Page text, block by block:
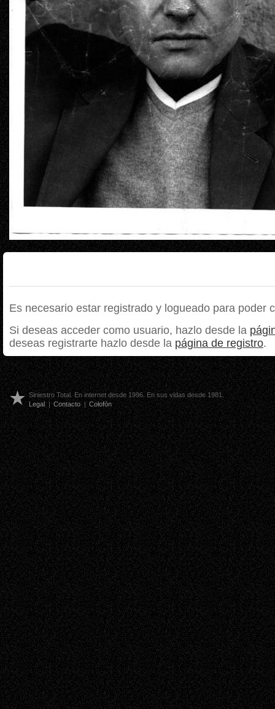
Es necesario estar registrado y logueado para poder
Si deseas acceder como usuario, hazlo desde la
deseas registrarte hazlo desde la página de registro.
Siniestro Total. En internet desde 1996. En sus vidas desde 1981.
Legal | Contacto | Colofón